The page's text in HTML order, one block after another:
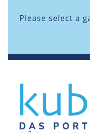
Please select a